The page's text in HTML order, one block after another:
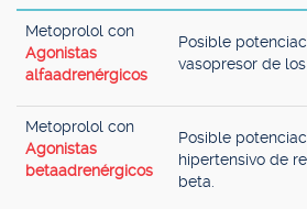
Metoprolol con
Agonistas
alfaadrenérgicos
Posible
vasopresor de
Metoprolol con
Agonistas
betaadrenérgicos
Posible
hipertensivo de
beta.